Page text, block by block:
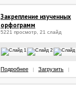
Закрепление изученных
орфограмм
5221 просмотр, 21 слайд
Подробнее Загрузить